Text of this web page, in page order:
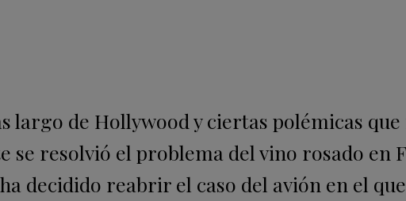
largo de Hollywood y ciertas polémicas que
se resolvió el problema del vino rosado en
ha decidido reabrir el caso del avión en el